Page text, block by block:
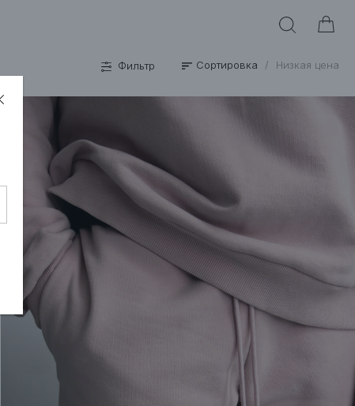
Фильтр Сортировка / Низкая цена